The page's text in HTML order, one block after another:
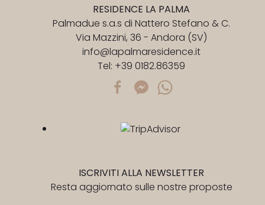
RESIDENCE LA PALMA
Palmadue s.a.s di Nattero Stefano & C.
Via Mazzini, 36 - Andora (SV)
info@lapalmaresidence.it
Tel: +39 0182.86359
ISCRIVITI ALLA NEWSLETTER
Resta aggiornato sulle nostre proposte